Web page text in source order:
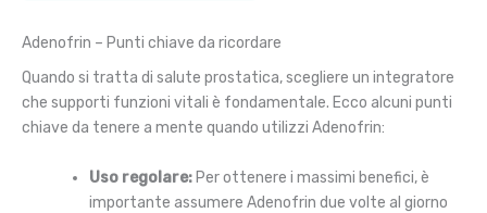
Adenofrin – Punti chiave da ricordare
Quando si tratta di salute prostatica, scegliere un integratore
che supporti funzioni vitali è fondamentale. Ecco alcuni punti
chiave da tenere a mente quando utilizzi Adenofrin:
Uso regolare: Per ottenere i massimi benefici, è
importante assumere Adenofrin due volte al giorno